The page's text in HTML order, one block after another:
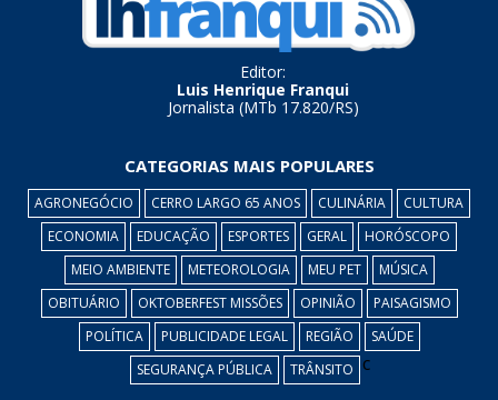
Editor:
Luis Henrique Franqui
Jornalista (MTb 17.820/RS)
CATEGORIAS MAIS POPULARES
AGRONEGÓCIO CERRO LARGO 65 ANOS CULINÁRIA
CULTURA
ECONOMIA
EDUCAÇÃO ESPORTES GERAL
HORÓSCOPO
MEIO AMBIENTE
METEOROLOGIA MEU PET
MÚSICA
OBITUÁRIO
OKTOBERFEST MISSÕES OPINIÃO
PAISAGISMO
POLÍTICA
PUBLICIDADE LEGAL REGIÃO
SAÚDE
SEGURANÇA PÚBLICA
TRÂNSITO c